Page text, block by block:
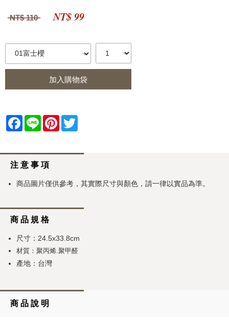
NT$ 110 NT$ 99
加入購物袋
Facebook
Line Pinterest
注 意 事 項
商品圖片僅供參考，其實際尺寸與顏色，請一律以實品為準。
商 品 規 格
尺寸：24.5x33.8cm
材質：聚丙烯.聚甲醛
產地：台灣
商 品 說 明